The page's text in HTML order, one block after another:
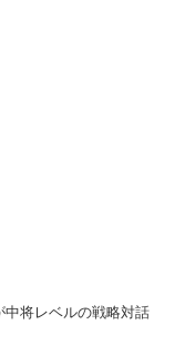
中将レベルの戦略対話